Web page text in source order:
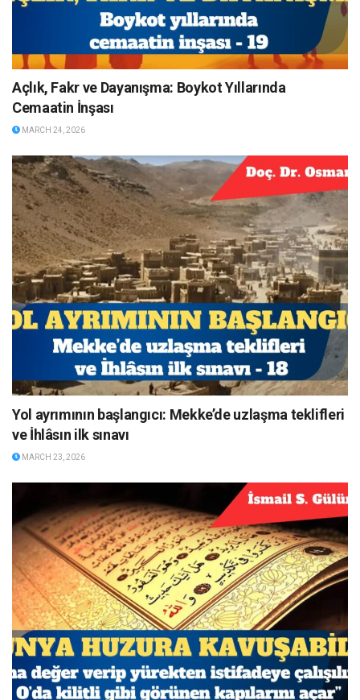
Açlık, Fakr ve Dayanışma: Boykot Yıllarında
Cemaatin İnşası
MARCH 24, 2026
Yol ayrımının başlangıcı: Mekke’de uzlaşma teklifleri
ve İhlâsın ilk sınavı
MARCH 23, 2026